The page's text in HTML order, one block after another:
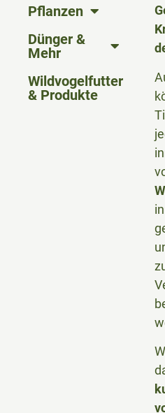
Pflanzen
Dünger &
Mehr
Wildvogelfutter
& Produkte